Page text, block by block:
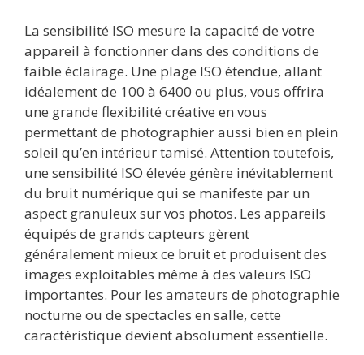
La sensibilité ISO mesure la capacité de votre
appareil à fonctionner dans des conditions de
faible éclairage. Une plage ISO étendue, allant
idéalement de 100 à 6400 ou plus, vous offrira
une grande flexibilité créative en vous
permettant de photographier aussi bien en plein
soleil qu’en intérieur tamisé. Attention toutefois,
une sensibilité ISO élevée génère inévitablement
du bruit numérique qui se manifeste par un
aspect granuleux sur vos photos. Les appareils
équipés de grands capteurs gèrent
généralement mieux ce bruit et produisent des
images exploitables même à des valeurs ISO
importantes. Pour les amateurs de photographie
nocturne ou de spectacles en salle, cette
caractéristique devient absolument essentielle.